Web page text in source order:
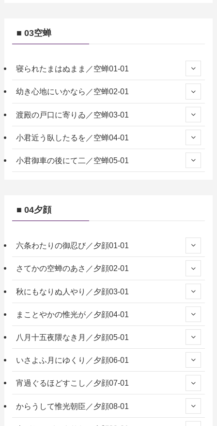
■ 03空蝉
寝られたまはぬまま／空蝉01-01
幼き心地にいかなら／空蝉02-01
渡殿の戸口に寄りゐ／空蝉03-01
小君近う臥したるを／空蝉04-01
小君御車の後にて二／空蝉05-01
■ 04夕顔
六条わたりの御忍び／夕顔01-01
さてかの空蝉のあさ／夕顔02-01
秋にもなりぬ人やり／夕顔03-01
まことやかの惟光が／夕顔04-01
八月十五夜隈なき月／夕顔05-01
いさよふ月にゆくり／夕顔06-01
宵過ぐるほどすこし／夕顔07-01
からうして惟光朝臣／夕顔08-01